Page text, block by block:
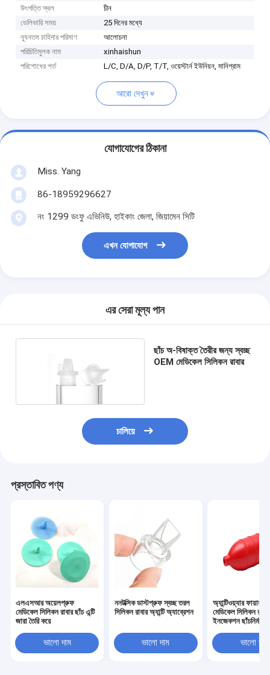
উৎপত্তি স্থল
চীন
ডেলিভারি সময়
25 দিনের মধ্যে
ন্যূনতম চাহিদার পরিমাণ
আলোচনা
পরিচিতিমুলক নাম
xinhaishun
পরিশোধের শর্ত
L/C, D/A, D/P, T/T, ওয়েস্টার্ন ইউনিয়ন, মানিগ্রাম
আরো দেখুন
যোগাযোগের ঠিকানা
Miss. Yang
86-18959296627
নং 1299 ডংফু এভিনিউ, হাইকাং জেলা, জিয়ামেন সিটি
এখন যোগাযোগ
এর সেরা মূল্য পান
ছাঁচ অ-বিষাক্ত তৈরীর জন্য স্বচ্ছ
OEM মেডিকেল সিলিকন রাবার
চালিয়ে
প্রস্তাবিত পণ্য
এলএসআর অয়েলপ্রুফ
মেডিকেল সিলিকন রাবার ছাঁচ এন্টি
জারা তৈরি করে
ভালো দাম
ননটক্সিক ডাস্টপ্রুফ স্বচ্ছ তরল
সিলিকন রাবার অ্যান্টি অ্যাব্রেশন
ভালো দাম
অ্যান্টিওয়্যার
মেডিকেল সিলিকন রাবার
ইনজেকশন ছাঁচনির্মাণ
ভালো দাম